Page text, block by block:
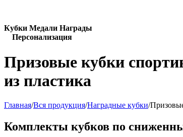
Кубки Медали Награды
Персонализация
Призовые кубки
из пластика
Главная/Вся продукция/Наградные кубки/
Комплекты кубков по